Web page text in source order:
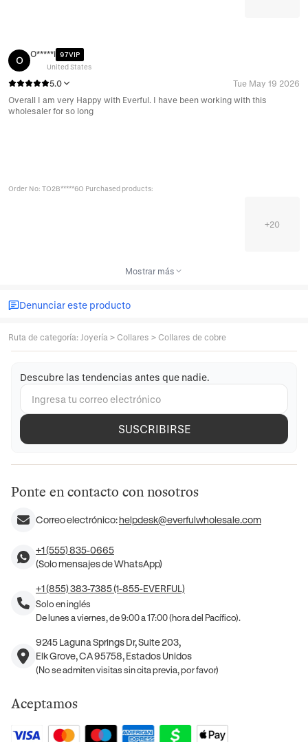
O
O*****i 97VIP
United States
5.0
Tue May 19 2026
Overall I am very Happy with Everful. I have been working with this
wholesaler for so long
Order No: TO2B*****6O Purchased products:
+20
Mostrar más
Denunciar este producto
Ruta de categoría: Joyería > Collares > Collares de cobre
Descubre las tendencias antes que nadie.
SUSCRIBIRSE
Ponte en contacto con nosotros
Correo electrónico:helpdesk@everfulwholesale.com
+1 (555) 835-0665
(Solo mensajes de WhatsApp)
+1 (855) 383-7385 (1-855-EVERFUL)
Solo en inglés
De lunes a viernes, de 9:00 a 17:00 (hora del Pacífico).
9245 Laguna Springs Dr, Suite 203,
Elk Grove, CA 95758, Estados Unidos
(No se admiten visitas sin cita previa, por favor)
Aceptamos